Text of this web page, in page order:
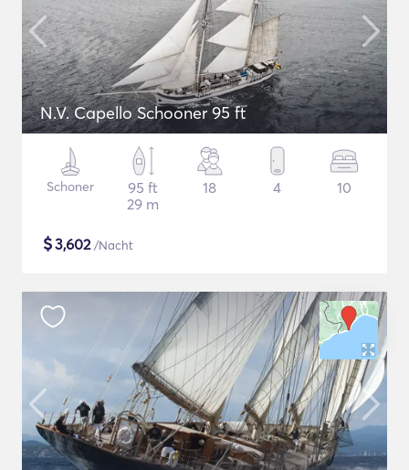
N.V. Capello Schooner 95 ft
Schoner
95 ft
29 m
18 4 10
$3,602/Nacht